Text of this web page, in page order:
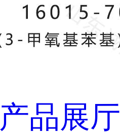
产品展厅